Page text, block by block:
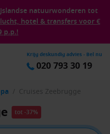
natuurwonderen tot
hotel & transfers voor €
p.p.!
Krijg deskundig advies - Bel nu
020 793 30 19
/ Cruises Zeebrugge
tot -37%